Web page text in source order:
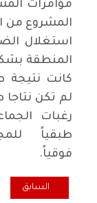
مؤامرات
المشروع من
استغلال
المنطقة
كانت نتيجة
لم تكن نتاجا
رغبات
طبقياً
المقال
السابق